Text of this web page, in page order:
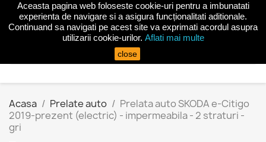
 shopping_cart

Acasa Prelate auto
Prelata auto SKODA e-Citigo
2019-prezent (electric) - impermeabila - 2 straturi -
gri
Aceasta pagina web foloseste cookie-uri pentru a imbunatati
experienta de navigare si a asigura funcționalitati aditionale.
Continuand sa navigati pe acest site va exprimati acordul asupra
utilizarii cookie-urilor. Aflati mai multe
close